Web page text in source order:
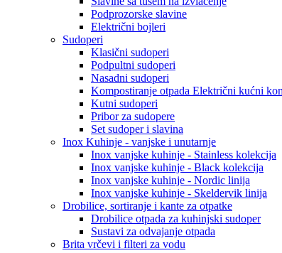
Podprozorske slavine
Električni bojleri
Sudoperi
Klasični sudoperi
Podpultni sudoperi
Nasadni sudoperi
Kompostiranje otpada Električni kućni
Kutni sudoperi
Pribor za sudopere
Set sudoper i slavina
Inox Kuhinje - vanjske i unutarnje
Inox vanjske kuhinje - Stainless kolekcija
Inox vanjske kuhinje - Black kolekcija
Inox vanjske kuhinje - Nordic linija
Inox vanjske kuhinje - Skeldervik linija
Drobilice, sortiranje i kante za otpatke
Drobilice otpada za kuhinjski sudoper
Sustavi za odvajanje otpada
Brita vrčevi i filteri za vodu